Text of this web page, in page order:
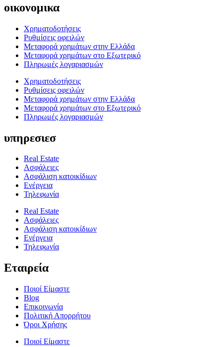
οικονομικα
Χρηματοδοτήσεις
Ρυθμίσεις οφειλών
Μεταφορά χρημάτων στην Ελλάδα
Μεταφορά χρημάτων στο Εξωτερικό
Πληρωμές λογαριασμών
Χρηματοδοτήσεις
Ρυθμίσεις οφειλών
Μεταφορά χρημάτων στην Ελλάδα
Μεταφορά χρημάτων στο Εξωτερικό
Πληρωμές λογαριασμών
υπηρεσιεσ
Real Estate
Ασφάλειες
Ασφάλιση κατοικίδιων
Ενέργεια
Τηλεφωνία
Real Estate
Ασφάλειες
Ασφάλιση κατοικίδιων
Ενέργεια
Τηλεφωνία
Εταιρεία
Ποιοί Είμαστε
Blog
Επικοινωνία
Πολιτική Απορρήτου
Όροι Χρήσης
Ποιοί Είμαστε